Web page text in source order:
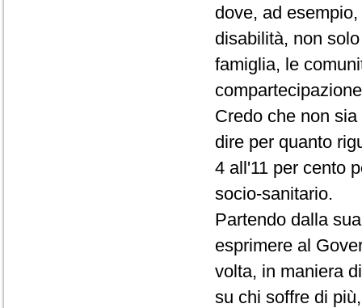
dove, ad
disabilità, non
famiglia, le
Credo che non
dire per quanto
4 all'11 per cento
socio-sanitario.
Partendo dalla
esprimere al
volta, in maniera
su chi soffre di